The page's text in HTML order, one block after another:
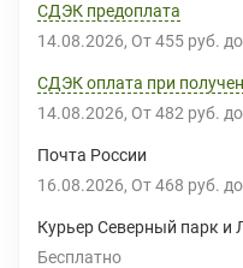
СДЭК предоплата
14.08.2026 От 455 руб. до
СДЭК оплата при
14.08.2026 От 482 руб. до
Почта России
16.08.2026 От 468 руб. до
Курьер Северный парк
Бесплатно